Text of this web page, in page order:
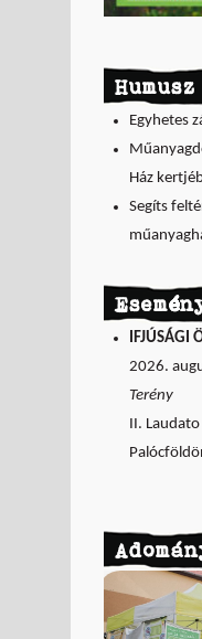
Egyhetes
Ház
Segíts
IFJÚSÁGI
2026.
Terény
II.